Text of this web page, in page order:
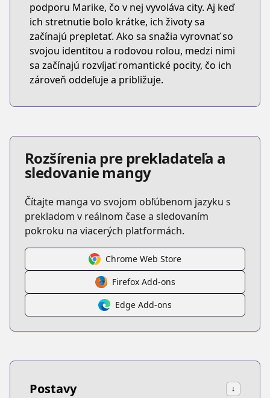
podporu Marike, čo v nej vyvoláva city. Aj keď
ich stretnutie bolo krátke, ich životy sa
začínajú prepletať. Ako sa snažia vyrovnať so
svojou identitou a rodovou rolou, medzi nimi
sa začínajú rozvíjať romantické pocity, čo ich
zároveň oddeľuje a približuje.
Rozšírenia pre prekladateľa a
sledovanie mangy
Čítajte manga vo svojom obľúbenom jazyku s
prekladom v reálnom čase a sledovaním
pokroku na viacerých platformách.
Chrome Web Store
Firefox Add-ons
Edge Add-ons
Postavy ↓